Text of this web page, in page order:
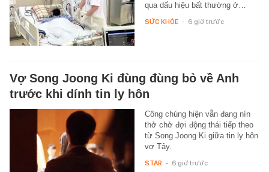
qua dấu hiệu bất thường ở…
SỨC KHỎE - 6 giờ trước
Vợ Song Joong Ki đùng đùng bỏ về Anh
trước khi dính tin ly hôn
Công chúng hiện vẫn đang nín
thở chờ đợi động thái tiếp theo
từ Song Joong Ki giữa tin ly hôn
vợ Tây.
STAR - 6 giờ trước